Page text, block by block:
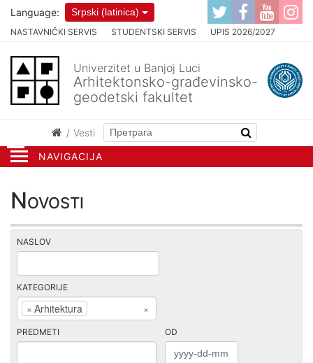
NAVIGACIJA
NASTAVNIČKI SERVIS STUDENTSKI SERVIS UPIS 2026/2027
Language: Srpski (latinica)
Univerzitet u Banjoj Luci
Arhitektonsko-građevinsko-
geodetski fakultet
Vesti
Novosti
NASLOV
KATEGORIJE
×
× Arhitektura
PREDMETI OD